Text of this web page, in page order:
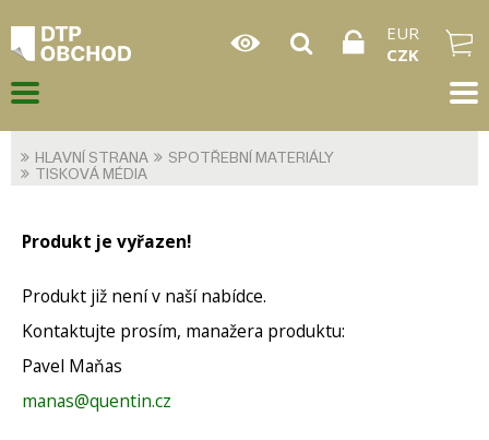
EUR
CZK
HLAVNÍ STRANA
SPOTŘEBNÍ MATERIÁLY
TISKOVÁ MÉDIA
Produkt je vyřazen!
Produkt již není v naší nabídce.
Kontaktujte prosím, manažera produktu:
Pavel Maňas
manas@quentin.cz